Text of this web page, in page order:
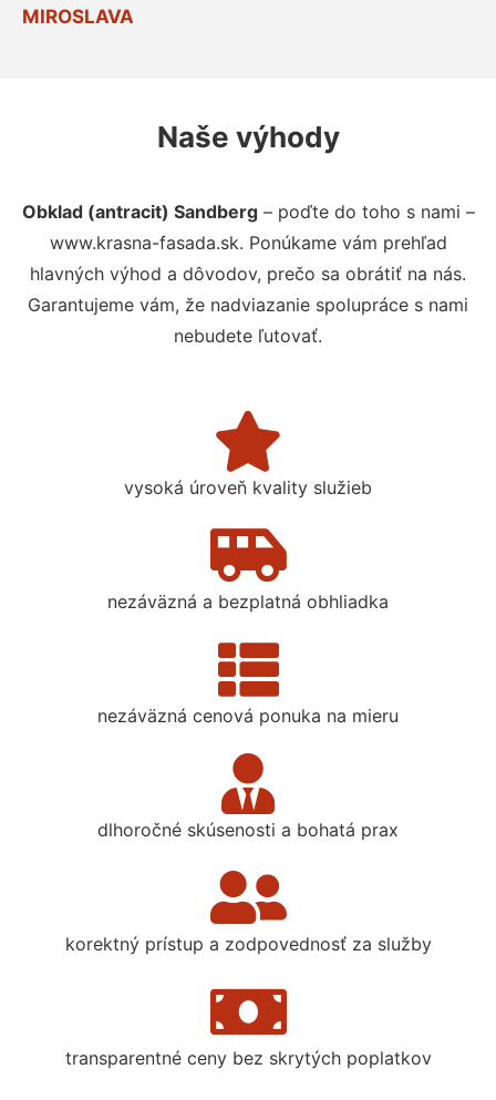
MIROSLAVA
Naše výhody
Obklad (antracit) Sandberg– poďte do toho s nami –
www.krasna-fasada.sk. Ponúkame vám prehľad
hlavných výhod a dôvodov, prečo sa obrátiť na nás.
Garantujeme vám, že nadviazanie spolupráce s nami
nebudete ľutovať.
vysoká úroveň kvality služieb
nezáväzná a bezplatná obhliadka
nezáväzná cenová ponuka na mieru
dlhoročné skúsenosti a bohatá prax
korektný prístup a zodpovednosť za služby
transparentné ceny bez skrytých poplatkov